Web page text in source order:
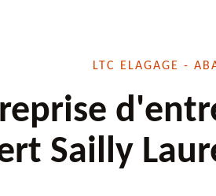
LTC ELAGAGE -
Sailly